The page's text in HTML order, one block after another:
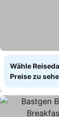
Wähle
Preise zu